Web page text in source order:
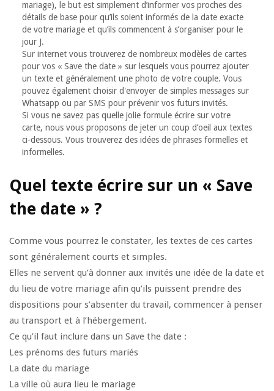
mariage), le but est simplement d’informer vos proches des
détails de base pour qu’ils soient informés de la date exacte
de votre mariage et qu’ils commencent à s’organiser pour le
jour J.
Sur internet vous trouverez de nombreux modèles de cartes
pour vos « Save the date » sur lesquels vous pourrez ajouter
un texte et généralement une photo de votre couple. Vous
pouvez également choisir d'envoyer de simples messages sur
Whatsapp ou par SMS pour prévenir vos futurs invités.
Si vous ne savez pas quelle jolie formule écrire sur votre
carte, nous vous proposons de jeter un coup d’oeil aux textes
ci-dessous. Vous trouverez des idées de phrases formelles et
informelles.
Quel texte écrire sur un « Save
the date » ?
Comme vous pourrez le constater, les textes de ces cartes
sont généralement courts et simples.
Elles ne servent qu’à donner aux invités une idée de la date et
du lieu de votre mariage afin qu’ils puissent prendre des
dispositions pour s’absenter du travail, commencer à penser
au transport et à l’hébergement.
Ce qu’il faut inclure dans un Save the date :
Les prénoms des futurs mariés
La date du mariage
La ville où aura lieu le mariage